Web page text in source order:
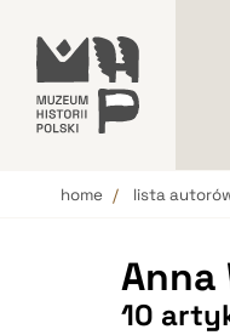
home lista
Anna
10